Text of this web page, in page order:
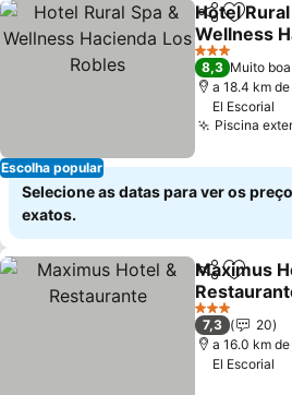
Escolha popular
Partilhar
Hotel Rural
Wellness
Robles
Ver preços
3 Estrelas
8,3 Muito boa
a 18.4 km
El Escorial
Piscina
Selecione as datas para ver os
exatos.
Partilhar
Maximus
Ver preços
3 Estrelas
7,3
20
a 16.0 km
El Escorial